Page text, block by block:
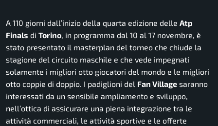
A 110 giorni dall’inizio della quarta edizione delle Atp
Finals di Torino, in programma dal 10 al 17 novembre, è
stato presentato il masterplan del torneo che chiude la
stagione del circuito maschile e che vede impegnati
solamente i migliori otto giocatori del mondo e le migliori
otto coppie di doppio. I padiglioni del Fan Village saranno
interessati da un sensibile ampliamento e sviluppo,
nell’ottica di assicurare una piena integrazione tra le
attività commerciali, le attività sportive e le offerte